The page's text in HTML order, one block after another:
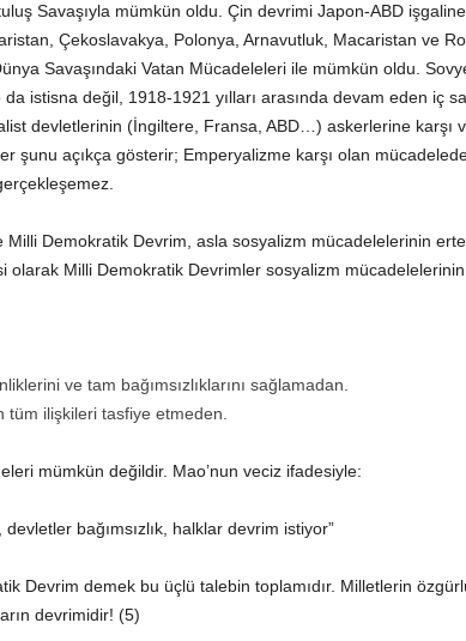
Savaşıyla mümkün oldu. Çin devrimi Japon-ABD işgaline
Çekoslavakya, Polonya, Arnavutluk, Macaristan ve
Savaşındaki Vatan Mücadeleleri ile mümkün oldu.
istisna değil, 1918-1921 yılları arasında devam eden iç
devletlerinin (İngiltere, Fransa, ABD…) askerlerine karşı
şunu açıkça gösterir; Emperyalizme karşı olan
Milli Demokratik Devrim, asla sosyalizm mücadelelerinin
olarak Milli Demokratik Devrimler sosyalizm
ve tam bağımsızlıklarını sağlamadan.
tüm ilişkileri tasfiye etmeden.
mümkün değildir. Mao’nun veciz ifadesiyle:
bağımsızlık, halklar devrim istiyor”
Devrim demek bu üçlü talebin toplamıdır. Milletlerin
devrimidir! (5)